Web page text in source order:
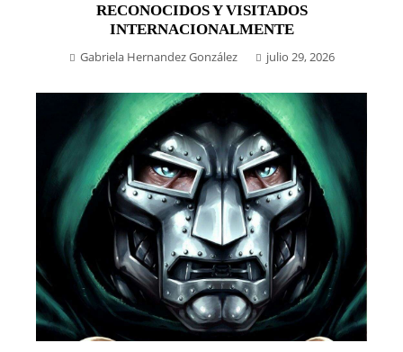
RECONOCIDOS Y VISITADOS
INTERNACIONALMENTE
Gabriela Hernandez González julio 29, 2026